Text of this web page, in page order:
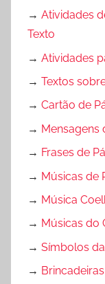
→ Atividades
Texto
→ Atividades
→ Textos
→ Cartão de
→ Mensagens
→ Frases de
→ Músicas de
→ Música
→ Músicas do
→ Símbolos
→